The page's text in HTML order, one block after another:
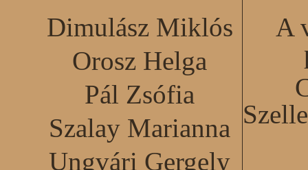
Dimulász Miklós
Orosz Helga
Pál Zsófia
Szalay Marianna
Ungvári Gergely
A